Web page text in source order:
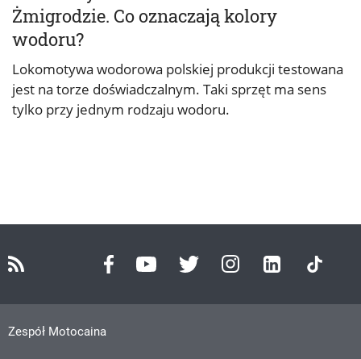
Żmigrodzie. Co oznaczają kolory
wodoru?
Lokomotywa wodorowa polskiej produkcji testowana
jest na torze doświadczalnym. Taki sprzęt ma sens
tylko przy jednym rodzaju wodoru.
Zespół Motocaina